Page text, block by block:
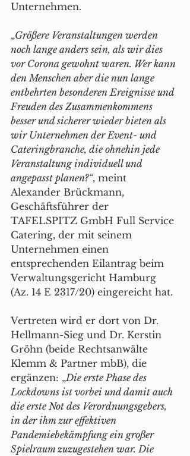
Unternehmen.
„Größere Veranstaltungen werden
noch lange anders sein, als wir dies
vor Corona gewohnt waren. Wer kann
den Menschen aber die nun lange
entbehrten besonderen Ereignisse und
Freuden des Zusammenkommens
besser und sicherer wieder bieten als
wir Unternehmen der Event- und
Cateringbranche, die ohnehin jede
Veranstaltung individuell und
angepasst planen?“, meint
Alexander Brückmann,
Geschäftsführer der
TAFELSPITZ GmbH Full Service
Catering, der mit seinem
Unternehmen einen
entsprechenden Eilantrag beim
Verwaltungsgericht Hamburg
(Az. 14 E 2317/20) eingereicht hat.
Vertreten wird er dort von Dr.
Hellmann-Sieg und Dr. Kerstin
Gröhn (beide Rechtsanwälte
Klemm & Partner mbB), die
ergänzen: „Die erste Phase des
Lockdowns ist vorbei und damit auch
die erste Not des Verordnungsgebers,
in der ihm zur effektiven
Pandemiebekämpfung ein großer
Spielraum zuzugestehen war. Die